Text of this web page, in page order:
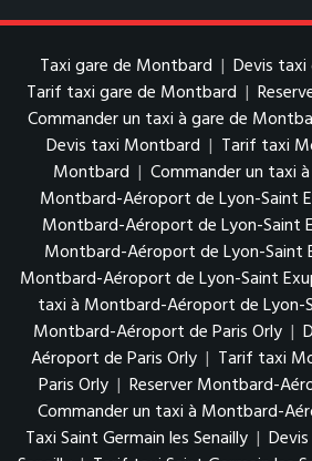
Taxi gare de Montbard | Devis
Tarif taxi gare de Montbard |
Commander un taxi à gare de
Devis taxi Montbard | Tarif taxi
Montbard | Commander un taxi
Montbard-Aéroport de Lyon-Saint
Montbard-Aéroport de Lyon-Saint
Montbard-Aéroport de Lyon-Saint
Montbard-Aéroport de Lyon-Saint
taxi à Montbard-Aéroport de Lyon-
Montbard-Aéroport de Paris Orly |
Aéroport de Paris Orly | Tarif taxi
Paris Orly | Reserver Montbard-
Commander un taxi à Montbard-
Taxi Saint Germain les Senailly |